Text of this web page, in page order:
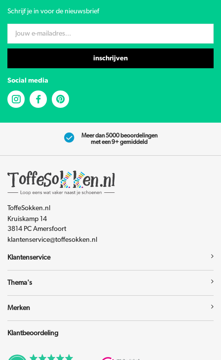
Schrijf je in voor de nieuwsbrief
inschrijven
Social media
Meer dan 5000 beoordelingen
met een 9+ gemiddeld
ToffeSokken.nl
Kruiskamp 14
3814 PC Amersfoort
klantenservice@toffesokken.nl
Klantenservice
Thema's
Merken
Klantbeoordeling